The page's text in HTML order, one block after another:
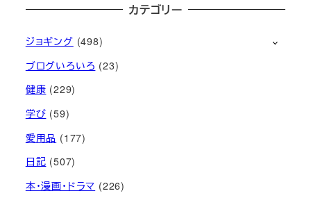
カテゴリー
ジョギング (498)
ブログいろいろ (23)
健康 (229)
学び (59)
愛用品 (177)
日記 (507)
本・漫画・ドラマ (226)